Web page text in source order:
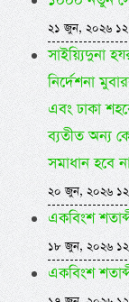
২১ জুন, ২০২৬
সাইয়্যিদুনা
নির্দেশনা
এবং ঢাকা
ব্যতীত অন্য
সমাধান হবে
২০ জুন, ২০২৬
একবিংশ
১৮ জুন, ২০২৬
একবিংশ